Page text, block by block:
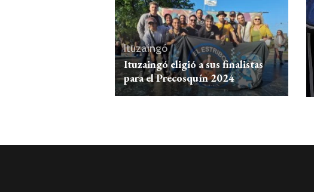
Ituzaingó
Ituzaingó eligió a sus finalistas
para el Precosquín 2024